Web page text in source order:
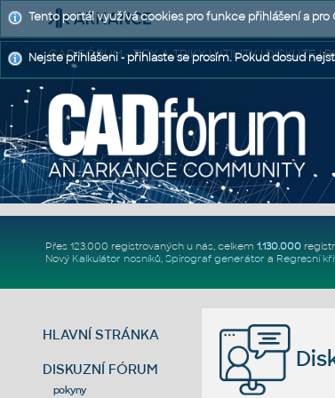
CAD FÓRUM - TIPY A TRIKY | UTILITY | DISKUZE |
Přes 123.000 registrovaných u nás, celkem 1.130.000
Nový Kalkulátor nosníků, Spirograf generátor a Regresní
HLAVNÍ STRÁNKA
DISKUZNÍ FÓRUM
pokyny
Tento portál využívá cookies pro funkce přihlášení a
Nejste přihlášeni - přihlaste se prosím. Pokud dosud